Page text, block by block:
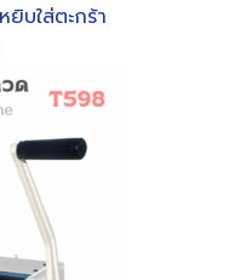
หยิบใส่ตะกร้า